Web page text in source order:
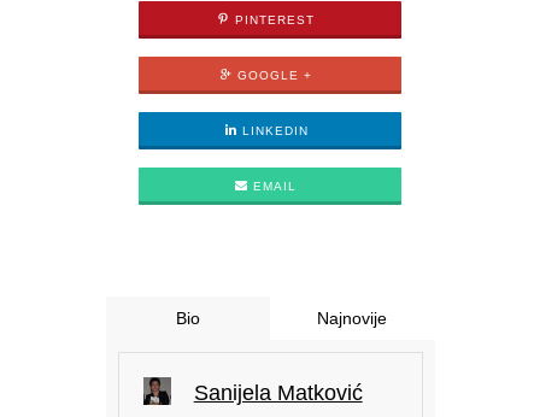
PINTEREST
GOOGLE +
LINKEDIN
EMAIL
Bio Najnovije
Sanijela Matković